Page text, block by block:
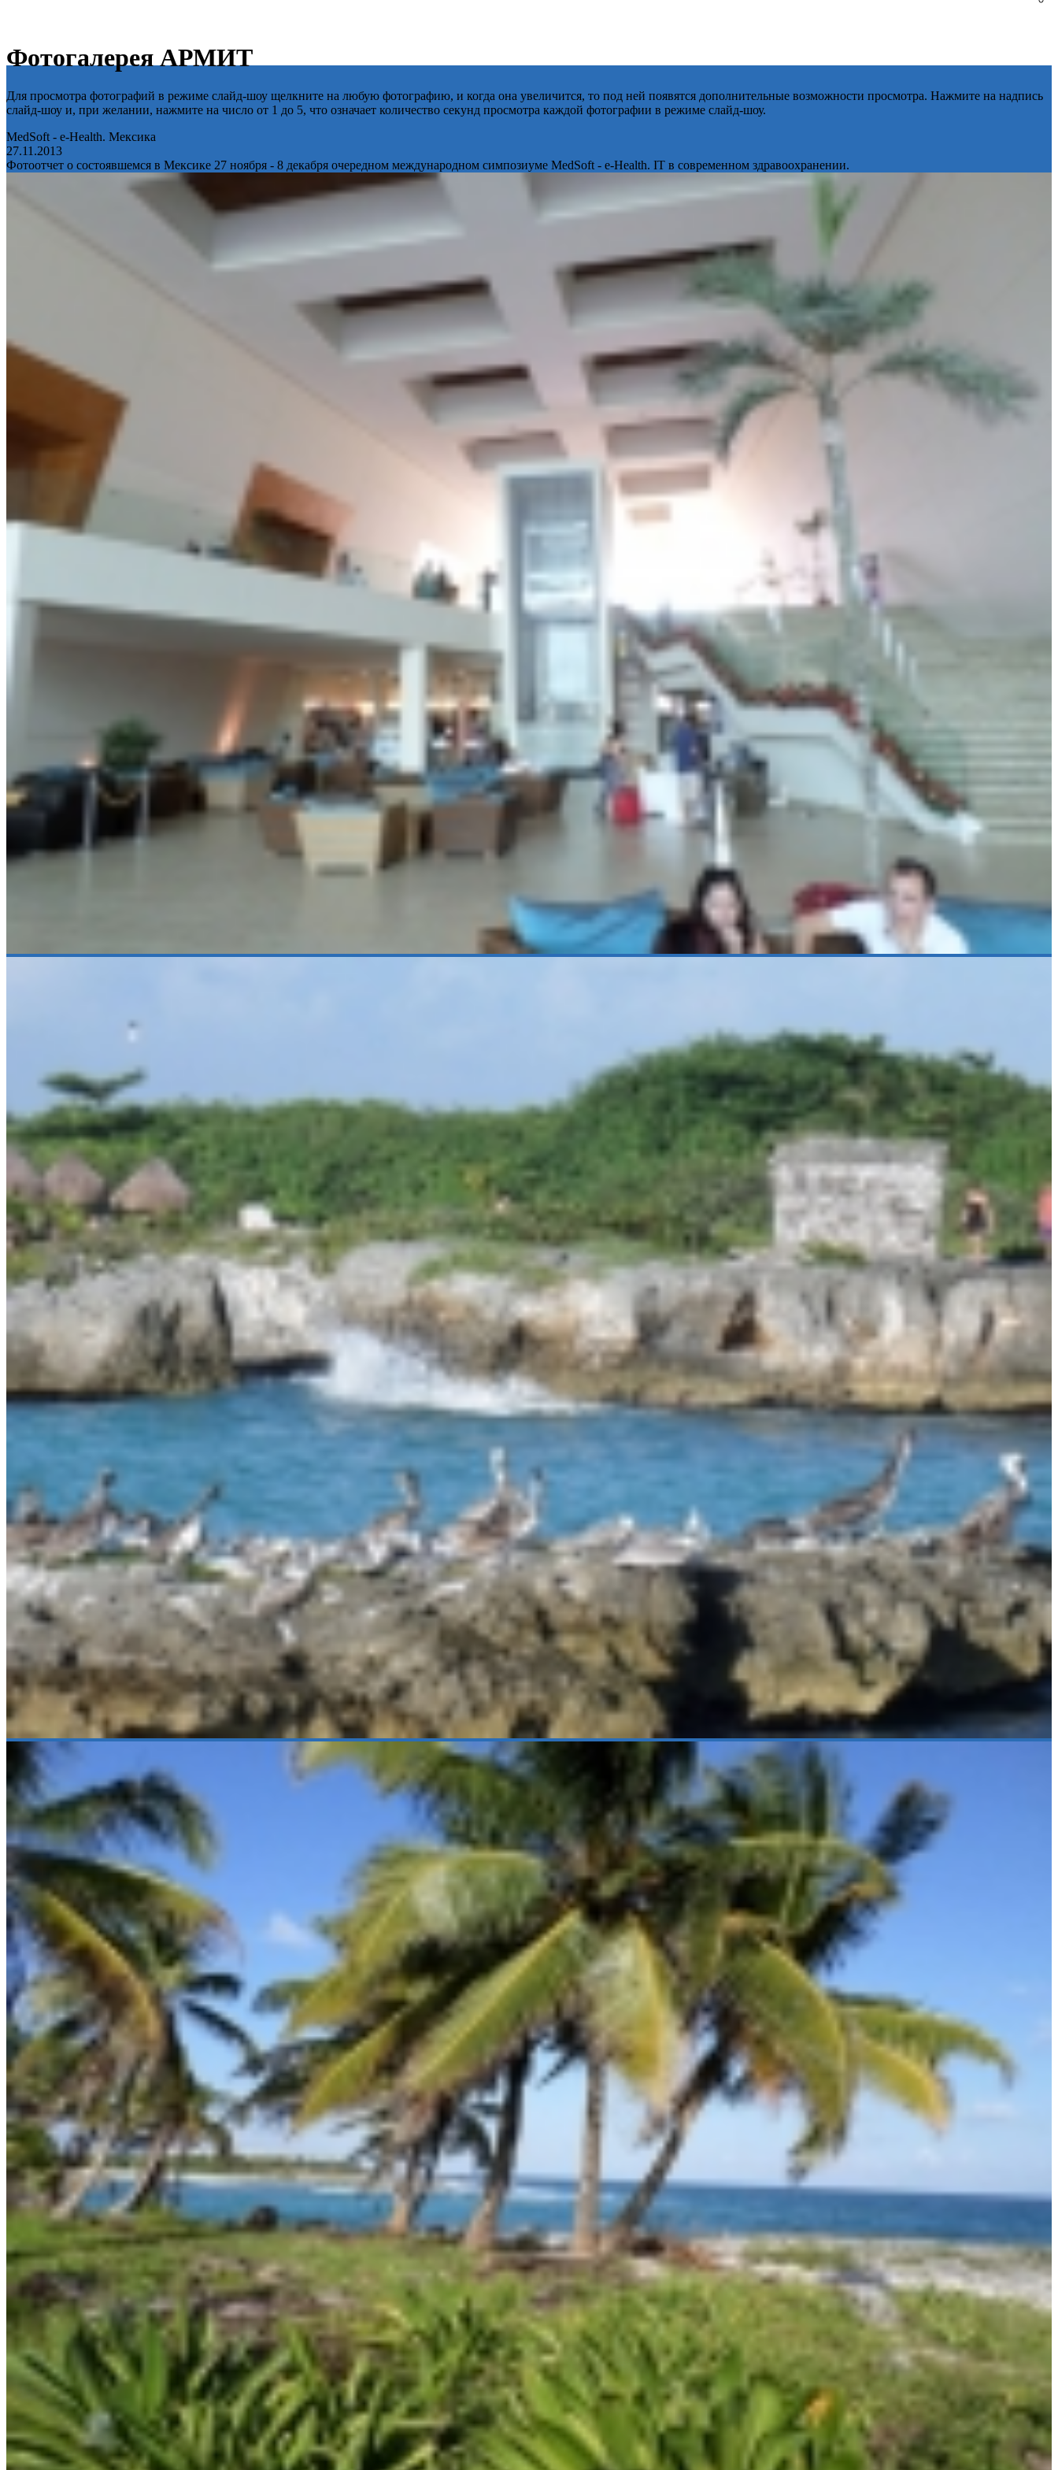
Фотогалерея АРМИТ
Для просмотра фотографий в режиме слайд-шоу щелкните на любую фотографию, и когда она увеличится, то под ней появятся дополнительные возможности просмотра. Нажмите на надпись
слайд-шоу и, при желании, нажмите на число от 1 до 5, что означает количество секунд просмотра каждой фотографии в режиме слайд-шоу.
MedSoft - e-Health. Мексика
27.11.2013
Фотоотчет о состоявшемся в Мексике 27 ноября - 8 декабря очередном международном симпозиуме MedSoft - e-Health. IT в современном здравоохранении.